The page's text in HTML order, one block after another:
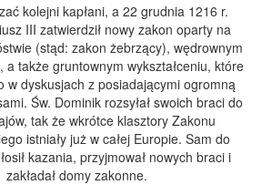
kolejni kapłani, a 22 grudnia 1216 r.
III zatwierdził nowy zakon oparty na
(stąd: zakon żebrzący), wędrownym
a także gruntownym wykształceniu, które
w dyskusjach z posiadającymi ogromną
Św. Dominik rozsyłał swoich braci do
tak że wkrótce klasztory Zakonu
istniały już w całej Europie. Sam do
kazania, przyjmował nowych braci i
zakładał domy zakonne.